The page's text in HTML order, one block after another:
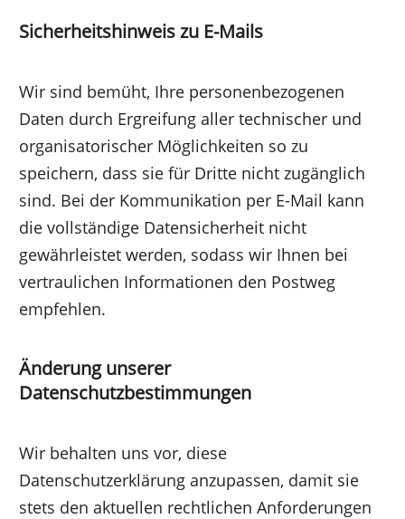
Sicherheitshinweis zu E-Mails
Wir sind bemüht, Ihre personenbezogenen
Daten durch Ergreifung aller technischer und
organisatorischer Möglichkeiten so zu
speichern, dass sie für Dritte nicht zugänglich
sind. Bei der Kommunikation per E-Mail kann
die vollständige Datensicherheit nicht
gewährleistet werden, sodass wir Ihnen bei
vertraulichen Informationen den Postweg
empfehlen.
Änderung unserer
Datenschutzbestimmungen
Wir behalten uns vor, diese
Datenschutzerklärung anzupassen, damit sie
stets den aktuellen rechtlichen Anforderungen